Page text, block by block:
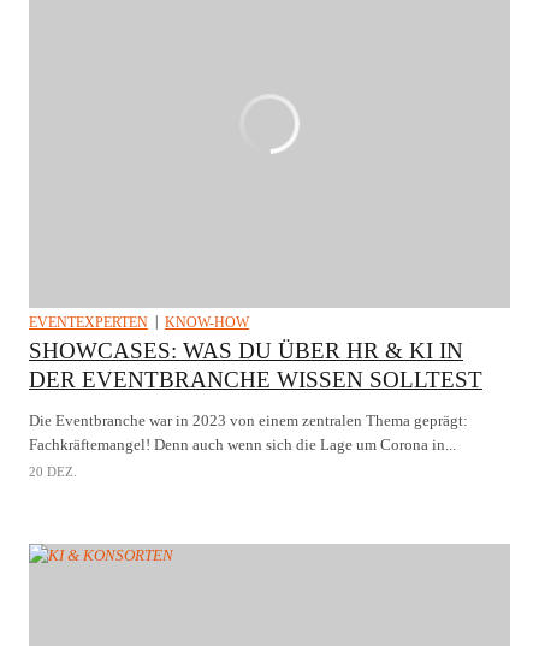
EVENTEXPERTEN KNOW-HOW
SHOWCASES: WAS DU ÜBER HR & KI IN
DER EVENTBRANCHE WISSEN SOLLTEST
Die Eventbranche war in 2023 von einem zentralen Thema geprägt:
Fachkräftemangel! Denn auch wenn sich die Lage um Corona in...
20 DEZ.